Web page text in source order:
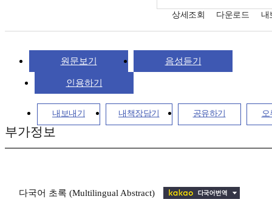
상세조회 다운로드 내
원문보기 음성듣기
인용하기
내보내기 내책장담기 공유하기 오
부가정보
다국어 초록 (Multilingual Abstract)